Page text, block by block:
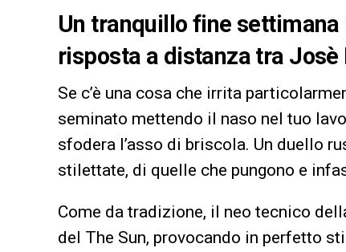
Un tranquillo fine
risposta a distanza tra
Se c’è una cosa che irrita
seminato mettendo il naso nel tuo
sfodera l’asso di briscola. Un duello
stilettate, di quelle che pungono e
Come da tradizione, il neo tecnico
del The Sun, provocando in perfetto